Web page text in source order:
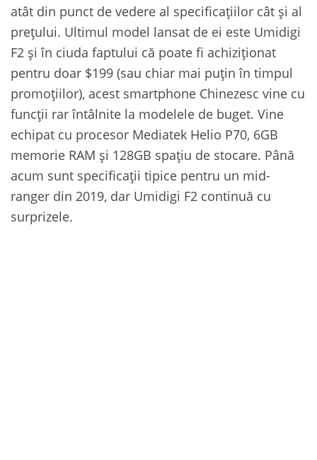
atât din punct de vedere al specificațiilor cât și al
prețului. Ultimul model lansat de ei este Umidigi
F2 și în ciuda faptului că poate fi achiziționat
pentru doar $199 (sau chiar mai puțin în timpul
promoțiilor), acest smartphone Chinezesc vine cu
funcții rar întâlnite la modelele de buget. Vine
echipat cu procesor Mediatek Helio P70, 6GB
memorie RAM și 128GB spațiu de stocare. Până
acum sunt specificații tipice pentru un mid-
ranger din 2019, dar Umidigi F2 continuă cu
surprizele.